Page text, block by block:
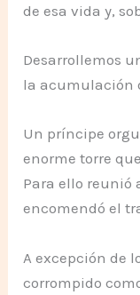
de esa vida y,
Desarrollemos
la acumulación
Un príncipe
enorme torre
Para ello reunió
encomendó el
A excepción de
corrompido